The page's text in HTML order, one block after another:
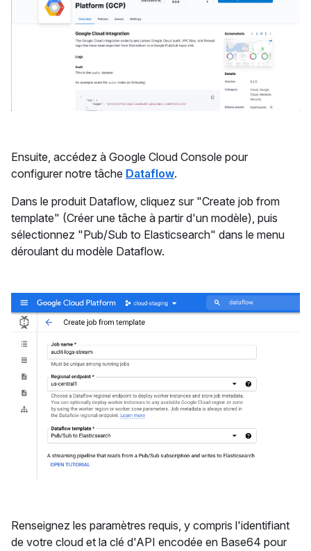
Ensuite, accédez à Google Cloud Console pour
configurer notre tâche Dataflow.
Dans le produit Dataflow, cliquez sur "Create job from
template" (Créer une tâche à partir d'un modèle), puis
sélectionnez "Pub/Sub to Elasticsearch" dans le menu
déroulant du modèle Dataflow.
Renseignez les paramètres requis, y compris l'identifiant
de votre cloud et la clé d'API encodée en Base64 pour